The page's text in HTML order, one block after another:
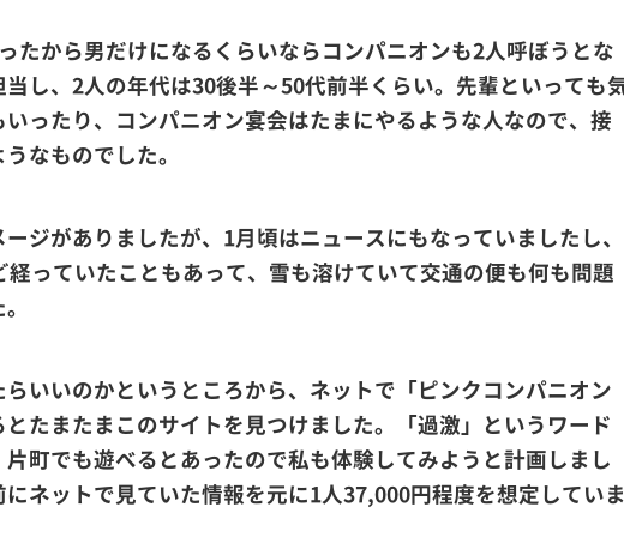
たから男だけになるくらいならコンパニオンも2人呼ぼうとな
し、2人の年代は30後半～50代前半くらい。先輩といっても
ったり、コンパニオン宴会はたまにやるような人なので、接
なものでした。
ジがありましたが、1月頃はニュースにもなっていましたし、
っていたこともあって、雪も溶けていて交通の便も何も問題
いいのかというところから、ネットで「ピンクコンパニオン
たまたまこのサイトを見つけました。「過激」というワード
町でも遊べるとあったので私も体験してみようと計画しまし
ネットで見ていた情報を元に1人37,000円程度を想定してい